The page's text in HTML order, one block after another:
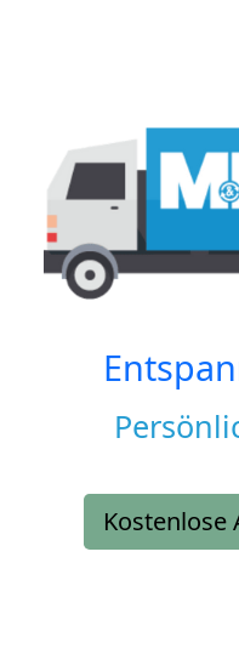
Kostenlose